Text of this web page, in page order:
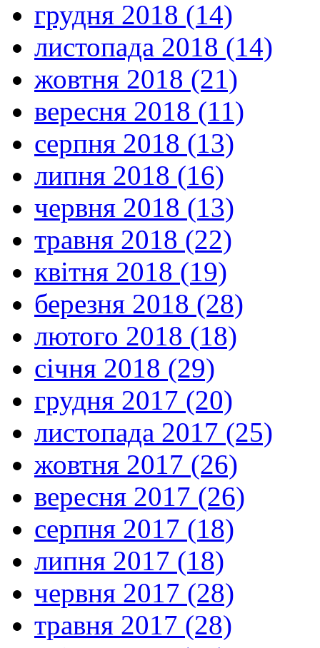
грудня 2018 (14)
листопада 2018 (14)
жовтня 2018 (21)
вересня 2018 (11)
серпня 2018 (13)
липня 2018 (16)
червня 2018 (13)
травня 2018 (22)
квітня 2018 (19)
березня 2018 (28)
лютого 2018 (18)
січня 2018 (29)
грудня 2017 (20)
листопада 2017 (25)
жовтня 2017 (26)
вересня 2017 (26)
серпня 2017 (18)
липня 2017 (18)
червня 2017 (28)
травня 2017 (28)